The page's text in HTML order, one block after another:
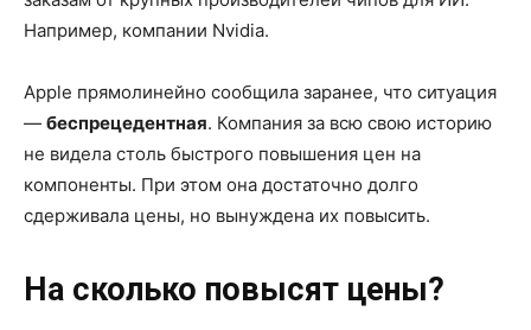
Например, компании Nvidia.
Apple прямолинейно сообщила заранее, что ситуация
— беспрецедентная. Компания за всю свою историю
не видела столь быстрого повышения цен на
компоненты. При этом она достаточно долго
сдерживала цены, но вынуждена их повысить.
На сколько повысят цены?